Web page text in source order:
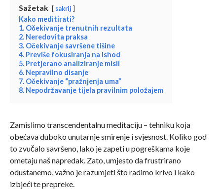
Sažetak sakrij
Kako meditirati?
1. Očekivanje trenutnih rezultata
2. Neredovita praksa
3. Očekivanje savršene tišine
4. Previše fokusiranja na ishod
5. Pretjerano analiziranje misli
6. Nepravilno disanje
7. Očekivanje “pražnjenja uma”
8. Nepodržavanje tijela pravilnim položajem
Zamislimo transcendentalnu meditaciju – tehniku koja
obećava duboko unutarnje smirenje i svjesnost. Koliko god
to zvučalo savršeno, lako je zapeti u pogreškama koje
ometaju naš napredak. Zato, umjesto da frustrirano
odustanemo, važno je razumjeti što radimo krivo i kako
izbjeći te prepreke.